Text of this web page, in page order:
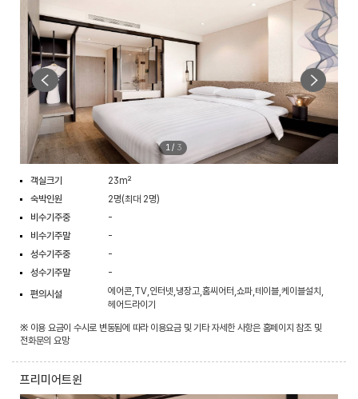
1/ 3
객실크기
23m²
숙박인원
2명(최대 2명)
비수기주중
-
비수기주말
-
성수기주중
-
성수기주말
-
편의시설
에어콘,TV,인터넷,냉장고,홈씨어터,쇼파,테이블,케이블설치,
헤어드라이기
※ 이용 요금이 수시로 변동됨에 따라 이용요금 및 기타 자세한 사항은 홈페이지 참조 및
전화문의 요망
프리미어트윈